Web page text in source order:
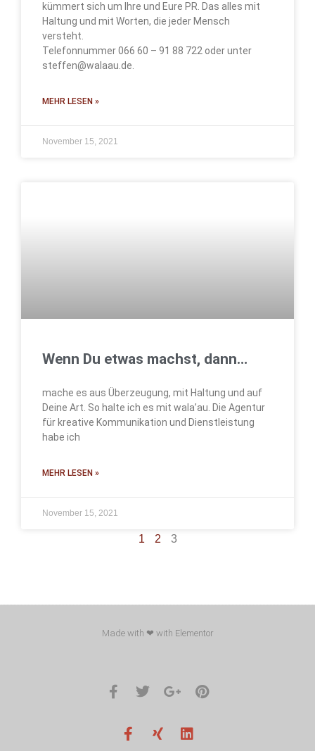
kümmert sich um Ihre und Eure PR. Das alles mit
Haltung und mit Worten, die jeder Mensch
versteht.
Telefonnummer 066 60 – 91 88 722 oder unter
steffen@walaau.de.
MEHR LESEN »
November 15, 2021
Wenn Du etwas machst, dann…
mache es aus Überzeugung, mit Haltung und auf
Deine Art. So halte ich es mit wala’au. Die Agentur
für kreative Kommunikation und Dienstleistung
habe ich
MEHR LESEN »
November 15, 2021
1 2 3
Made with ❤ with Elementor